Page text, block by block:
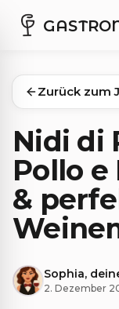
Zurück zum
Nidi di
Pollo e
&
Sophia,
2. Dezember